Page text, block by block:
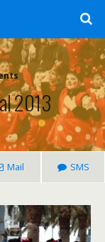
2013
Mail SMS